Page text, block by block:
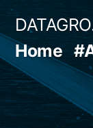
Pular
para
o
conteúdo
Home